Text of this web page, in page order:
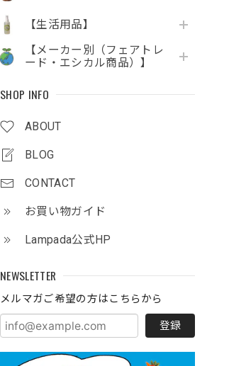
【生活用品】
【メーカー別（フェアトレ
ード・エシカル商品）】
SHOP INFO
ABOUT
BLOG
CONTACT
お買い物ガイド
Lampada公式HP
NEWSLETTER
メルマガご希望の方はこちらから
登録